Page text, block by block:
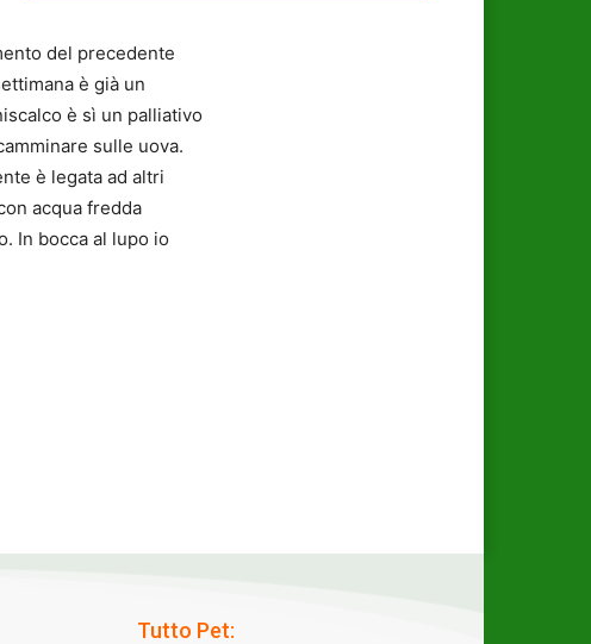
del precedente
è già un
è sì un palliativo
sulle uova.
è legata ad altri
acqua fredda
In bocca al lupo io
Tutto Pet: